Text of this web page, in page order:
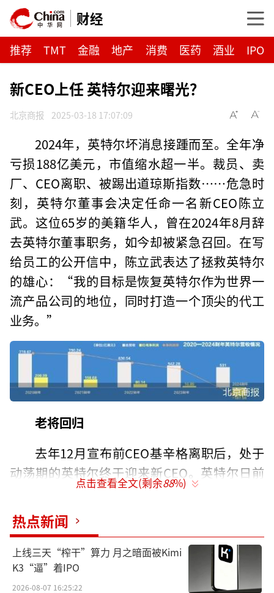
财经
推荐 TMT 金融 地产 消费 医药 酒业 IPO
新CEO上任 英特尔迎来曙光？
北京商报 2025-03-18 17:07:09
2024年，英特尔坏消息接踵而至。全年净
亏损188亿美元，市值缩水超一半。裁员、卖
厂、CEO离职、被踢出道琼斯指数……危急时
刻，英特尔董事会决定任命一名新CEO陈立
武。这位65岁的美籍华人，曾在2024年8月辞
去英特尔董事职务，如今却被紧急召回。在写
给员工的公开信中，陈立武表达了拯救英特尔
的雄心：“我的目标是恢复英特尔作为世界一
流产品公司的地位，同时打造一个顶尖的代工
业务。”
老将回归
去年12月宣布前CEO基辛格离职后，处于
动荡期的英特尔终于迎来新CEO。英特尔日前
宣布任命陈立武为下一任首席执行官，于3月18
日正式上任。公开资料显示，陈立武现年65
岁，祖籍中国福建福清，出生于马来西亚，成
长于新加坡。
据英特尔公司网站介绍，陈立武有超过20
点击查看全文(剩余88%)
热点新闻
上线三天“榨干”算力 月之暗面被Kimi
K3“逼”着IPO
2026-08-07 16:25:22